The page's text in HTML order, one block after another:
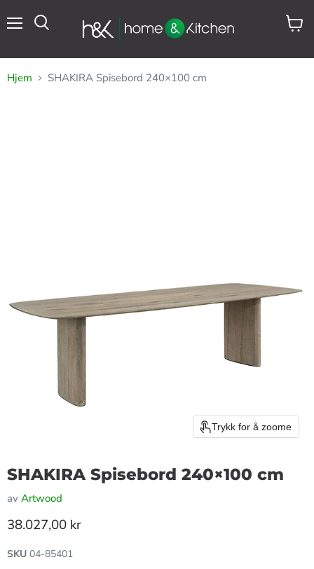
Se
Hjem SHAKIRA Spisebord 240×100 cm
Trykk for å zoome
SHAKIRA Spisebord 240×100 cm
av Artwood
Gjeldende pris
38.027,00 kr
SKU 04-85401